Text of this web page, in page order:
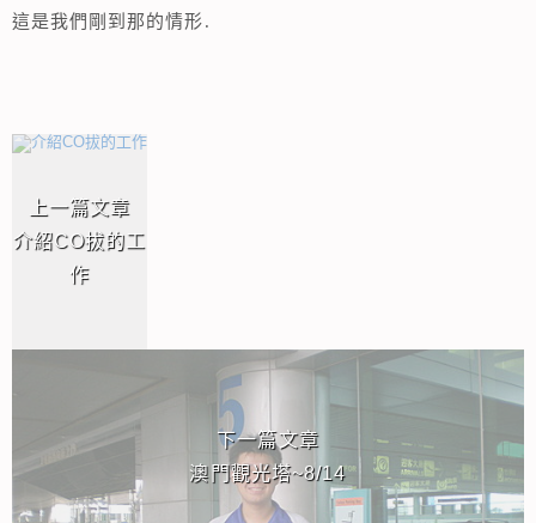
這是我們剛到那的情形.
相連文章
上一篇文章
介紹CO拔的工
作
下一篇文章
澳門觀光塔~8/14